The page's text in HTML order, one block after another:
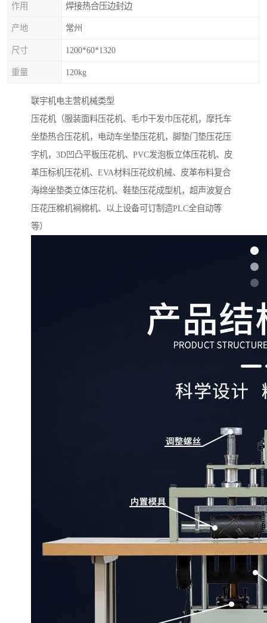
作用 焊接热合压边封边
产地 常州
尺寸 1200*60*1320
重量 120kg
联宇机电主营机械类型
压花机（服装面料压花机、毛巾干发巾压花机，摩托车
坐垫热合压花机，电动车坐垫压花机，脚垫门垫压花压
字机，3D凹凸平板压花机、PVC发泡板立体压花机、皮
革压标机压花机、EVA材料压花纹机械、皮革布料复合
海绵坐垫类立体压花机、鞋垫压花成型机，超声波复合
压花压棉机裥棉机、以上设备可订制造PLC全自动等
等）